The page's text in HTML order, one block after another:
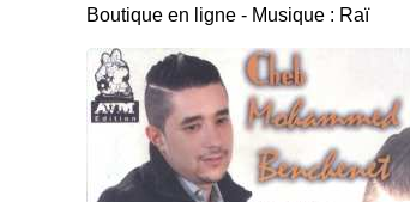
Boutique en ligne - Musique : Raï